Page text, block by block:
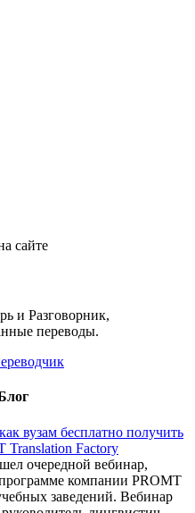
сайте
и Разговорник,
переводы.
вузам бесплатно получить
Translation Factory
очередной вебинар,
компании PROMT
заведений. Вебинар